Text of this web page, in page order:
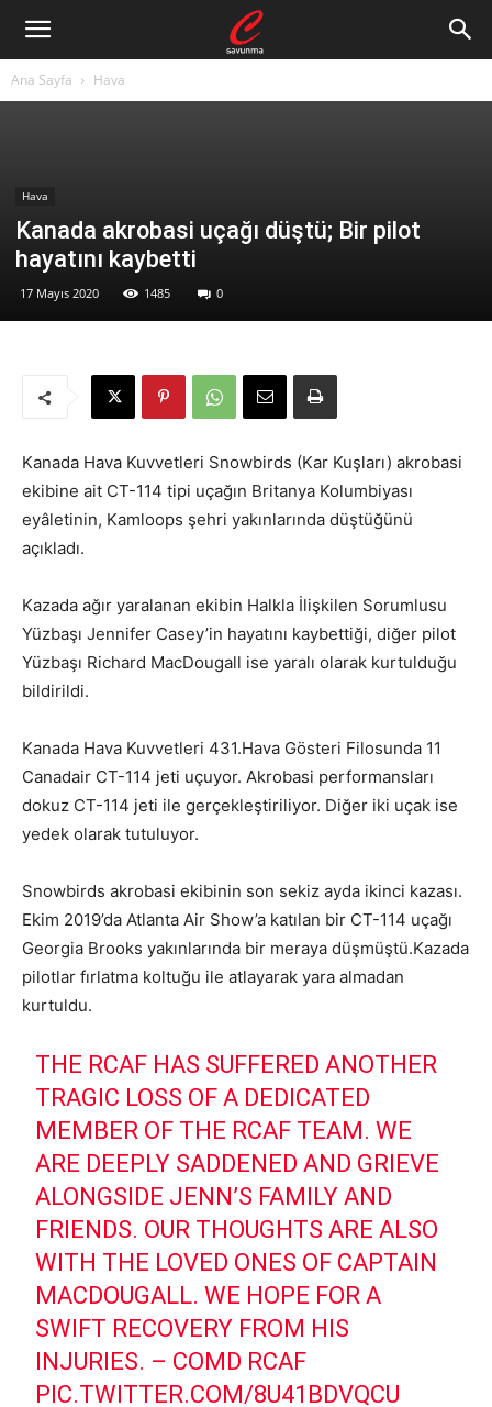
Ana Sayfa Hava
Hava
Kanada akrobasi uçağı düştü; Bir pilot
hayatını kaybetti
17 Mayıs 2020 1485 0
Kanada Hava Kuvvetleri Snowbirds (Kar Kuşları) akrobasi
ekibine ait CT-114 tipi uçağın Britanya Kolumbiyası
eyâletinin, Kamloops şehri yakınlarında düştüğünü
açıkladı.
Kazada ağır yaralanan ekibin Halkla İlişkilen Sorumlusu
Yüzbaşı Jennifer Casey’in hayatını kaybettiği, diğer pilot
Yüzbaşı Richard MacDougall ise yaralı olarak kurtulduğu
bildirildi.
Kanada Hava Kuvvetleri 431.Hava Gösteri Filosunda 11
Canadair CT-114 jeti uçuyor. Akrobasi performansları
dokuz CT-114 jeti ile gerçekleştiriliyor. Diğer iki uçak ise
yedek olarak tutuluyor.
Snowbirds akrobasi ekibinin son sekiz ayda ikinci kazası.
Ekim 2019’da Atlanta Air Show’a katılan bir CT-114 uçağı
Georgia Brooks yakınlarında bir meraya düşmüştü.Kazada
pilotlar fırlatma koltuğu ile atlayarak yara almadan
kurtuldu.
THE RCAF HAS SUFFERED ANOTHER
TRAGIC LOSS OF A DEDICATED
MEMBER OF THE RCAF TEAM. WE
ARE DEEPLY SADDENED AND GRIEVE
ALONGSIDE JENN’S FAMILY AND
FRIENDS. OUR THOUGHTS ARE ALSO
WITH THE LOVED ONES OF CAPTAIN
MACDOUGALL. WE HOPE FOR A
SWIFT RECOVERY FROM HIS
INJURIES. – COMD RCAF
PIC.TWITTER.COM/8U41BDVQCU